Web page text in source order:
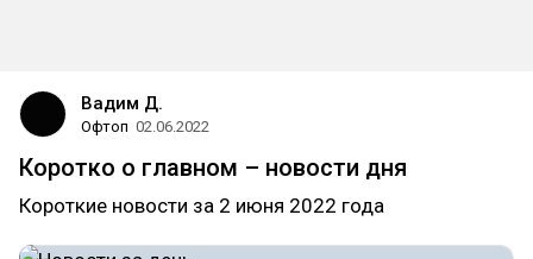
Вадим Д.
Офтоп 02.06.2022
Коротко о главном – новости дня
Короткие новости за 2 июня 2022 года